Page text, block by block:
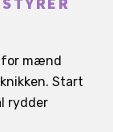
for mænd
Start
rydder